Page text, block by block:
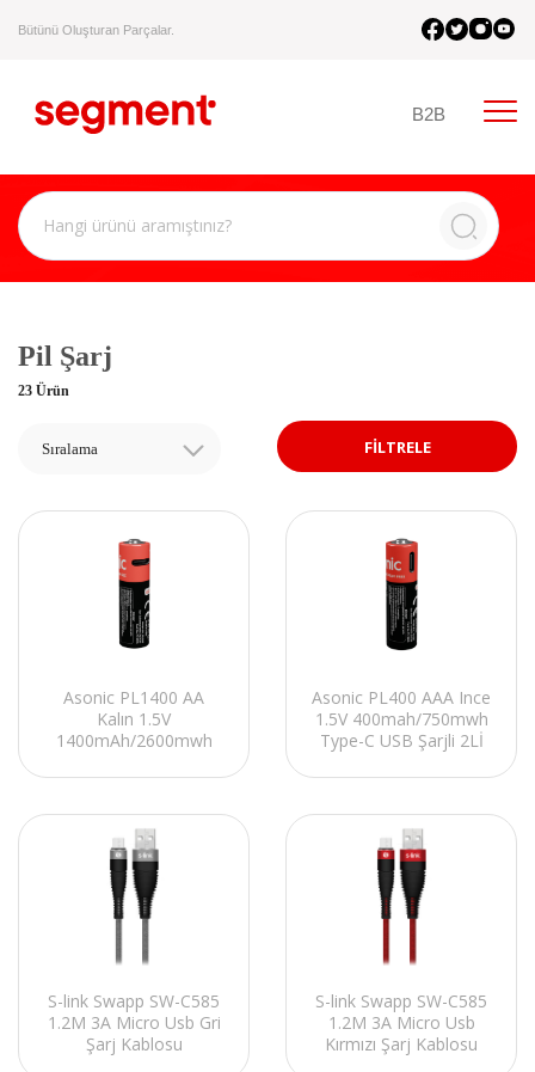
Bütünü Oluşturan Parçalar.
B2B
Pil Şarj
FİLTRELE
23 Ürün
Sıralama
Asonic PL1400 AA
Kalın 1.5V
1400mAh/2600mwh
Pil
Asonic PL400 AAA Ince
1.5V 400mah/750mwh
Type-C USB Şarjli 2Lİ
S-link Swapp SW-C585
1.2M 3A Micro Usb Gri
Şarj Kablosu
S-link Swapp SW-C585
1.2M 3A Micro Usb
Kırmızı Şarj Kablosu